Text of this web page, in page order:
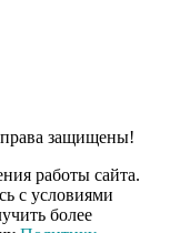
защищены!
работы сайта.
с условиями
более